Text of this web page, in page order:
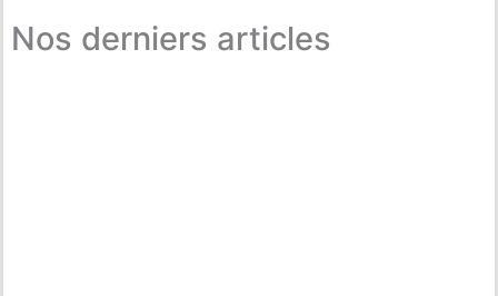
Nos derniers articles